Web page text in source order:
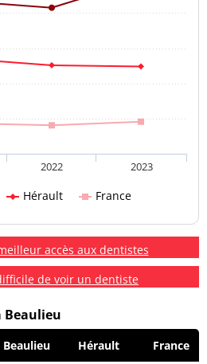
Hérault France
2022 2023
accès aux dentistes
de voir un dentiste
Beaulieu
Beaulieu Hérault France